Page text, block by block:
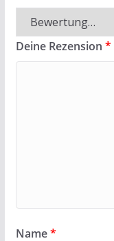
Deine Rezension *
Name*